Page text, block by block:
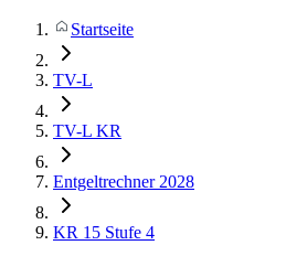
Startseite
TV-L
TV-L KR
Entgeltrechner 2028
KR 15 Stufe 4